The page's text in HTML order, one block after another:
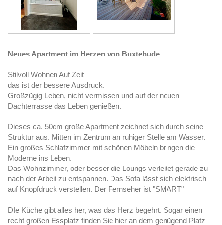
Neues Apartment im Herzen von Buxtehude
Stilvoll Wohnen Auf Zeit
das ist der bessere Ausdruck.
Großzügig Leben, nicht vermissen und auf der neuen
Dachterrasse das Leben genießen.
Dieses ca. 50qm große Apartment zeichnet sich durch seine
Struktur aus. Mitten im Zentrum an ruhiger Stelle am Wasser.
Ein großes Schlafzimmer mit schönen Möbeln bringen die
Moderne ins Leben.
Das Wohnzimmer, oder besser die Loungs verleitet gerade zu
nach der Arbeit zu entspannen. Das Sofa lässt sich elektrisch
auf Knopfdruck verstellen. Der Fernseher ist "SMART"
DIe Küche gibt alles her, was das Herz begehrt. Sogar einen
recht großen Essplatz finden Sie hier an dem genügend Platz